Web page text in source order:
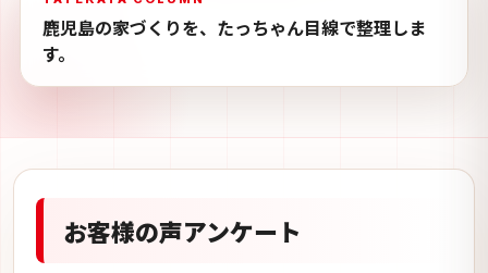
鹿児島の家づくりを、たっちゃん目線で整理しま
す。
お客様の声アンケート